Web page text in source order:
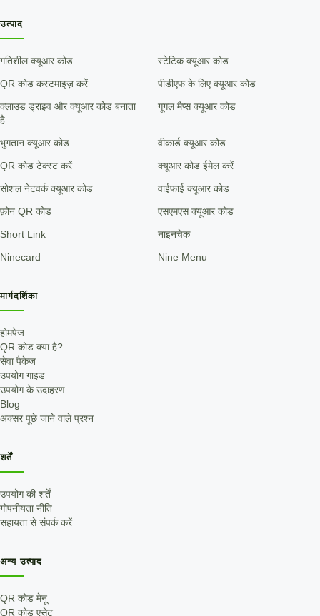
उत्पाद
गतिशील क्यूआर कोड स्टेटिक क्यूआर कोड
QR कोड कस्टमाइज़ करें पीडीएफ के लिए क्यूआर कोड
क्लाउड ड्राइव और क्यूआर कोड बनाता
है
गूगल मैप्स क्यूआर कोड
भुगतान क्यूआर कोड वीकार्ड क्यूआर कोड
QR कोड टेक्स्ट करें क्यूआर कोड ईमेल करें
सोशल नेटवर्क क्यूआर कोड वाईफाई क्यूआर कोड
फ़ोन QR कोड एसएमएस क्यूआर कोड
Short Link नाइनचेक
Ninecard Nine Menu
मार्गदर्शिका
होमपेज
QR कोड क्या है?
सेवा पैकेज
उपयोग गाइड
उपयोग के उदाहरण
Blog
अक्सर पूछे जाने वाले प्रश्न
शर्तें
उपयोग की शर्तें
गोपनीयता नीति
सहायता से संपर्क करें
अन्य उत्पाद
QR कोड मेनू
QR कोड एसेट